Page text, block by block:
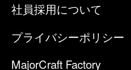
社員採用について
プライバシーポリシー
MajorCraft Factory